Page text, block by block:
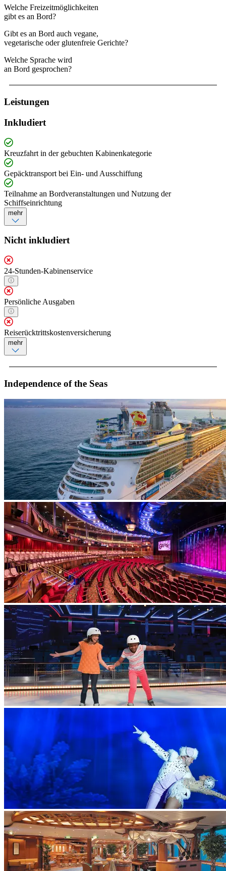
Welche Freizeitmöglichkeiten
gibt es an Bord?
Gibt es an Bord auch vegane,
vegetarische oder glutenfreie Gerichte?
Welche Sprache wird
an Bord gesprochen?
Leistungen
Inkludiert
Kreuzfahrt in der gebuchten Kabinenkategorie
Gepäcktransport bei Ein- und Ausschiffung
Teilnahme an Bordveranstaltungen und Nutzung der
Schiffseinrichtung
mehr
Nicht inkludiert
24-Stunden-Kabinenservice
Persönliche Ausgaben
Reiserücktrittskostenversicherung
mehr
Independence of the Seas